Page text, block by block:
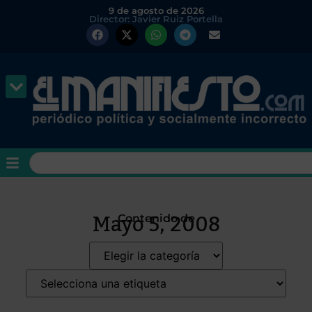
9 de agosto de 2026
Director: Javier Ruiz Portella
Contenido de
Mayo 5, 2008